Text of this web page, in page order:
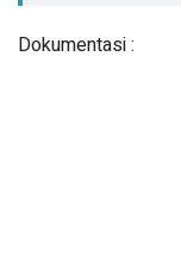
Dokumentasi :